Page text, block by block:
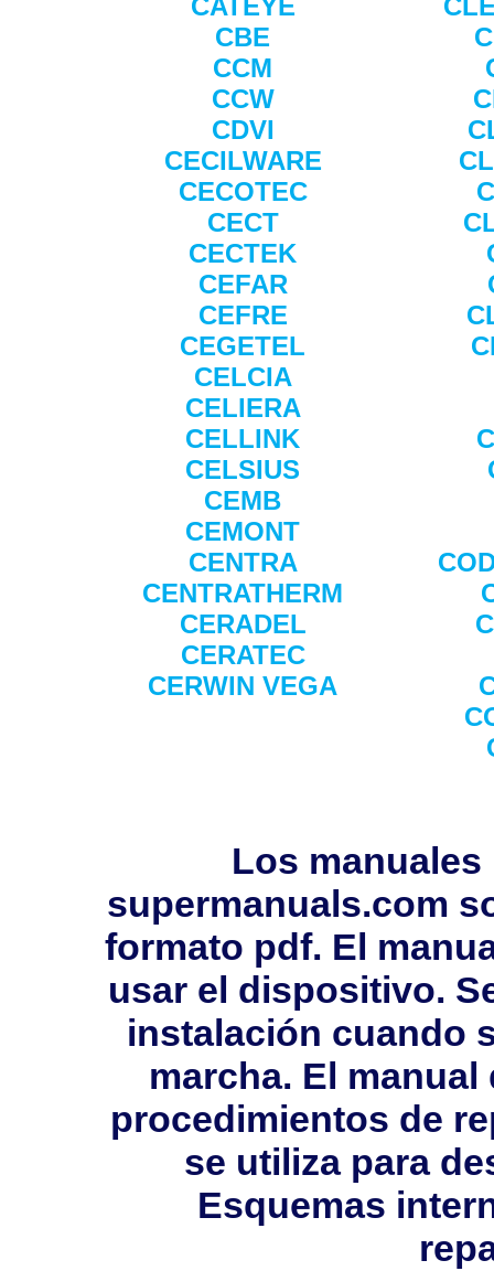
CBE
CCM
CCW
CDVI
CECILWARE
CECOTEC
CECT
CECTEK
CEFAR
CEFRE
CEGETEL
CELCIA
CELIERA
CELLINK
CELSIUS
CEMB
CEMONT
CENTRA
CENTRATHERM
CERADEL
CERATEC
CERWIN VEGA
Los
supermanuals.com
formato pdf. El
usar el dispositivo.
instalación cuando
marcha. El
procedimientos de
se utiliza para
Esquemas